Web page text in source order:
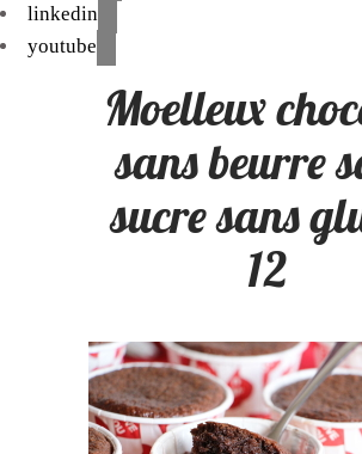
linkedin
youtube
Moelleux
sans beurre
sucre sans
12